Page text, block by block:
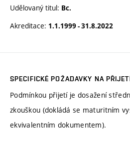
Udělovaný titul: Bc.
Akreditace: 1.1.1999 - 31.8.2022
SPECIFICKÉ POŽADAVKY NA
Podmínkou přijetí je dosažení
zkouškou (dokládá se maturitním
ekvivalentním dokumentem).